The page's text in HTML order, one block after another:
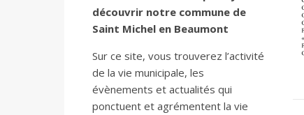
découvrir notre commune de
Saint Michel en Beaumont
Sur ce site, vous trouverez l’activité
de la vie municipale, les
évènements et actualités qui
ponctuent et agrémentent la vie